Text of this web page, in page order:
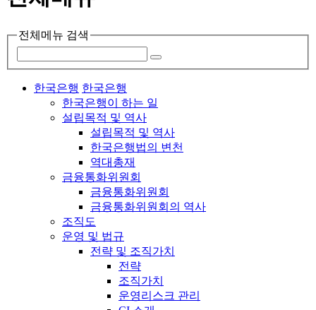
전체메뉴 검색
한국은행 한국은행
한국은행이 하는 일
설립목적 및 역사
설립목적 및 역사
한국은행법의 변천
역대총재
금융통화위원회
금융통화위원회
금융통화위원회의 역사
조직도
운영 및 법규
전략 및 조직가치
전략
조직가치
운영리스크 관리